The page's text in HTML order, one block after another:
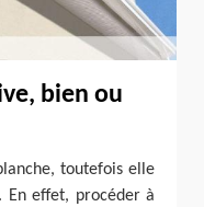
bien ou
toutefois elle
En effet, procéder à